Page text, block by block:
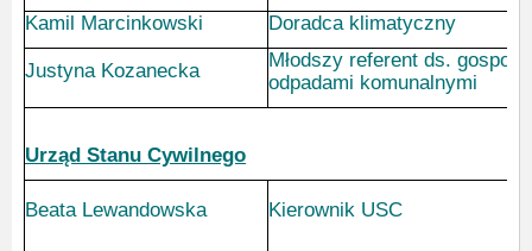
Kamil Marcinkowski
Doradca klimatyczny
Justyna Kozanecka
Młodszy referent ds.
odpadami komunalnymi
Urząd Stanu Cywilnego
Beata Lewandowska Kierownik USC